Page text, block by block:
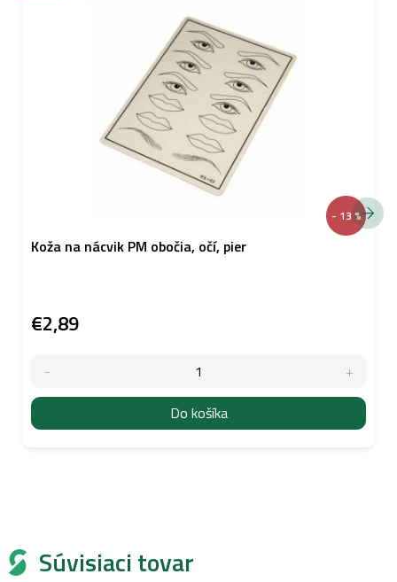
Súvisiaci tovar
- 13 %
Koža na nácvik PM obočia, očí, pier
€2,89
Do košíka